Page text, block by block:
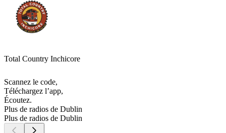
Total Country Inchicore
Scannez le code,
Téléchargez l’app,
Écoutez.
Plus de radios de Dublin
Plus de radios de Dublin